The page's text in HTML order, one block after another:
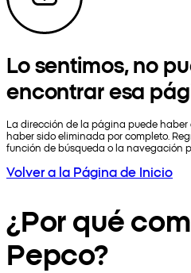
Lo sentimos, no
encontrar esa
La dirección de la página puede
haber sido eliminada por completo.
función de búsqueda o la navegación
Volver a la Página de Inicio
¿Por qué
Pepco?